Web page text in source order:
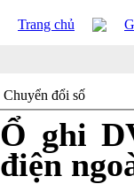
Trang chủ
Chuyển đổi số
Ổ ghi
điện